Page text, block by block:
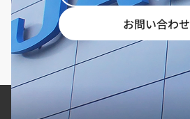
お問い合わせ
製品カテゴリ